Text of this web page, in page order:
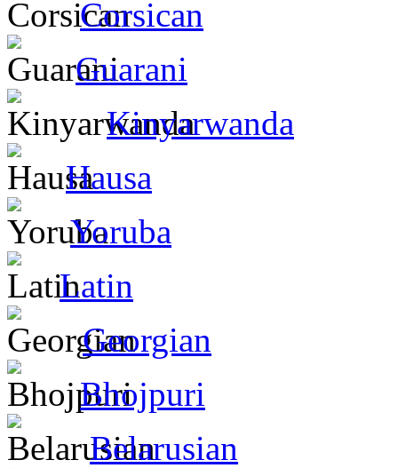
Corsican
Guarani
Kinyarwanda
Hausa
Yoruba
Latin
Georgian
Bhojpuri
Belarusian